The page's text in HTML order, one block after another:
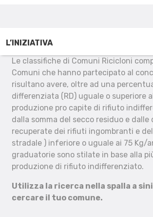
L’INIZIATIVA
Le classifiche di Comuni Ricicloni
Comuni che hanno partecipato al
risultano avere, oltre ad una
differenziata (RD) uguale o superiore
produzione pro capite di rifiuto
dalla somma del secco residuo e dalle
recuperate dei rifiuti ingombranti e
stradale ) inferiore o uguale ai 75 Kg/
graduatorie sono stilate in base alla
produzione di rifiuto indifferenziato.
Utilizza la ricerca nella spalla a
cercare il tuo comune.